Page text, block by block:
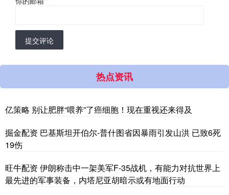
提交评论
热点资讯
亿策略 别让肥胖“喂养”了癌细胞！现在重视还来得及
掘金配资 巴基斯坦开伯尔-普什图省因暴雨引发山洪 已致6死
19伤
旺牛配资 伊朗称击中一架美军F-35战机，有能力对抗世界上
最先进的军事装备，内塔尼亚胡暗示或有地面行动